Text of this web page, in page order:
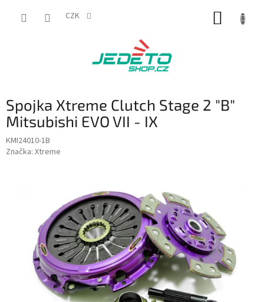
CZK
Spojka Xtreme Clutch Stage 2 "B"
Mitsubishi EVO VII - IX
KMI24010-1B
Značka: Xtreme